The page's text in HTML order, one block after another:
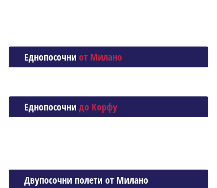
Еднопосочни от Миланo
Еднопосочни до Корфу
Двупосочни полети от Миланo